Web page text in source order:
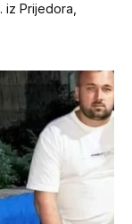
Prijedora,